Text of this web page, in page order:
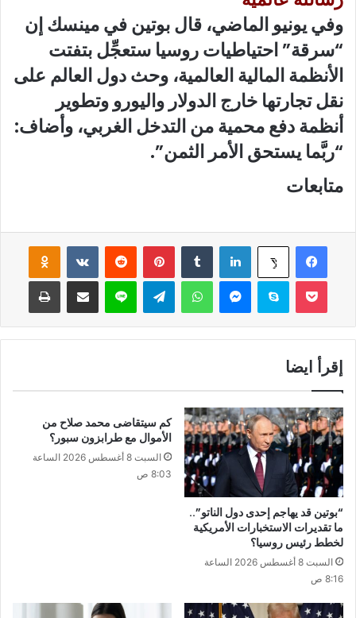
وفي يونيو الماضي، قال بوتين في مينسك إن
“سرقة” احتياطيات روسيا ستعجِّل بتفتت
الأنظمة المالية العالمية، وحث دول العالم على
نقل تجارتها خارج الدولار واليورو وتطوير
أنظمة دفع محمية من التدخل الغربي، وأضاف:
“ربَّما يستحق الأمر الثمن”.
متابعات
فيسبوك ‫X لينكدإن بينتيريست
سكايب واتساب لاين
إقرأ ايضا
“بوتين قد يهاجم إحدى دول الناتو”..
ما تقديرات الاستخبارات الأمريكية
لخطط رئيس روسيا؟
السبت 8 أغسطس 2026 الساعة
8:16 ص
كم سيتقاضى محمد صلاح من
الأموال مع طرابزون سبور؟
السبت 8 أغسطس 2026 الساعة
8:03 ص